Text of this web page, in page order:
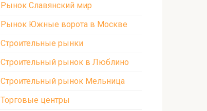
Рынок Славянский мир
Рынок Южные ворота в Москве
Строительные рынки
Строительный рынок в Люблино
Строительный рынок Мельница
Торговые центры